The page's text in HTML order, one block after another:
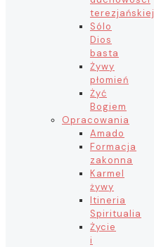
terezjańskiej
Sólo
Dios
basta
Żywy
płomień
Żyć
Bogiem
Opracowania
Amado
Formacja
zakonna
Karmel
żywy
Itineria
Spiritualia
Życie
i